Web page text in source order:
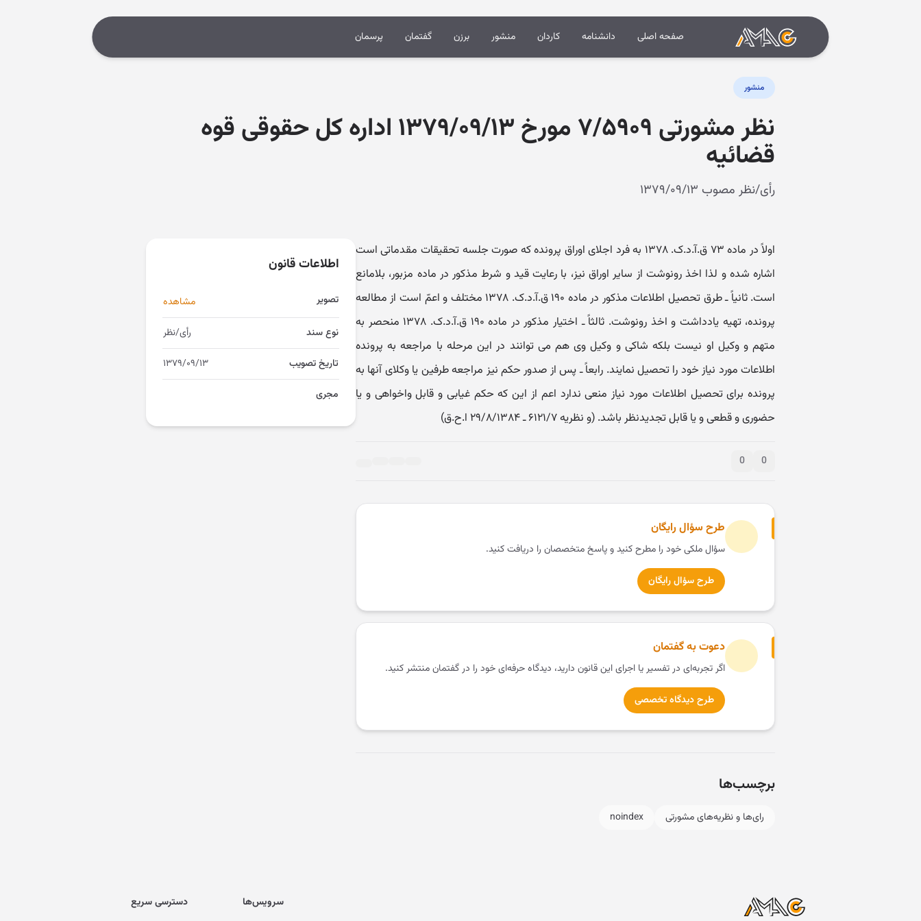
صفحه اصلی دانشنامه کاردان منشور برزن گفتمان پرسمان
منشور
نظر مشورتی ۷/۵۹۰۹ مورخ ۱۳۷۹/۰۹/۱۳ اداره کل حقوقی قوه
قضائیه
رأی/نظر مصوب ۱۳۷۹/۰۹/۱۳
اولاً در ماده ۷۳ ق.آ.د.ک. ۱۳۷۸ به فرد اجلای اوراق پرونده که صورت جلسه تحقیقات مقدماتی است
اشاره شده و لذا اخذ رونوشت از سایر اوراق نیز، با رعایت قید و شرط مذکور در ماده مزبور، بلامانع
است. ثانیاً ـ طرق تحصیل اطلاعات مذکور در ماده ۱۹۰ ق.آ.د.ک. ۱۳۷۸ مختلف و اعمّ است از مطالعه
پرونده، تهیه یادداشت و اخذ رونوشت. ثالثاً ـ اختیار مذکور در ماده ۱۹۰ ق.آ.د.ک. ۱۳۷۸ منحصر به
متهم و وکیل او نیست بلکه شاکی و وکیل وی هم می توانند در این مرحله با مراجعه به پرونده
اطلاعات مورد نیاز خود را تحصیل نمایند. رابعاً ـ پس از صدور حکم نیز مراجعه طرفین یا وکلای آنها به
پرونده برای تحصیل اطلاعات مورد نیاز منعی ندارد اعم از این که حکم غیابی و قابل واخواهی و یا
حضوری و قطعی و یا قابل تجدیدنظر باشد. (و نظریه ۶۱۲۱/۷ ـ ۲۹/۸/۱۳۸۴ ا.ح.ق)
0
0
طرح سؤال رایگان
سؤال ملکی خود را مطرح کنید و پاسخ متخصصان را دریافت کنید.
طرح سؤال رایگان
دعوت به گفتمان
اگر تجربه‌ای در تفسیر یا اجرای این قانون دارید، دیدگاه حرفه‌ای خود را در گفتمان منتشر کنید.
طرح دیدگاه تخصصی
برچسب‌ها
رای‌ها و نظریه‌های مشورتی noindex
اطلاعات قانون
تصویر مشاهده
نوع سند رأی/نظر
تاریخ تصویب ۱۳۷۹/۰۹/۱۳
مجری
سرویس‌ها دسترسی سریع